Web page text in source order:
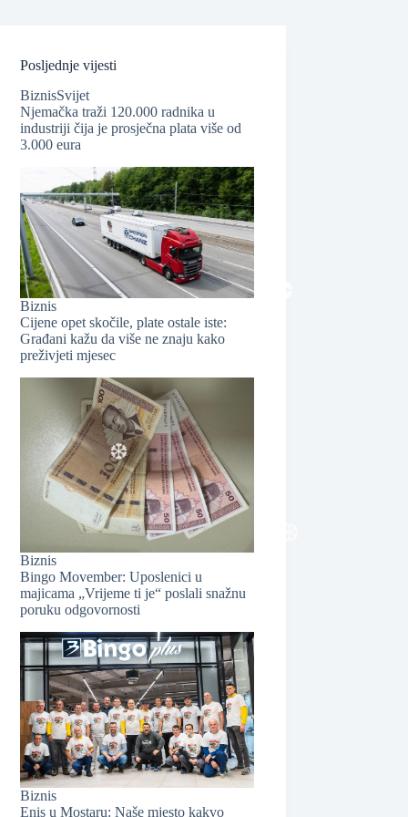
Posljednje vijesti
BiznisSvijet
Njemačka traži 120.000 radnika u
industriji čija je prosječna plata više od
3.000 eura
Biznis
Cijene opet skočile, plate ostale iste:
Građani kažu da više ne znaju kako
preživjeti mjesec
Biznis
Bingo Movember: Uposlenici u
majicama „Vrijeme ti je“ poslali snažnu
poruku odgovornosti
Biznis
Enis u Mostaru: Naše mjesto kakvo
❆
❆
❆